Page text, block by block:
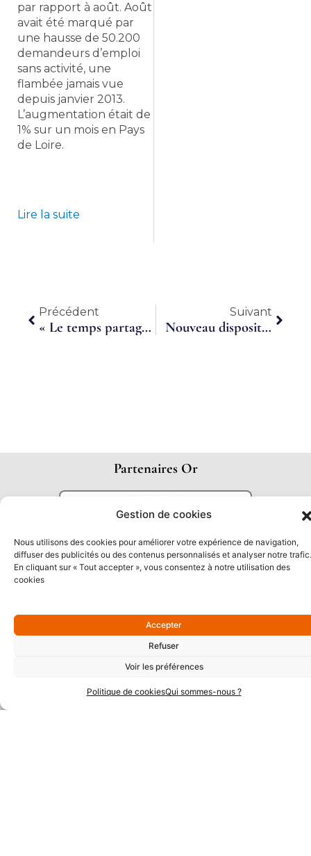
Gestion de cookies
Nous utilisons des cookies pour améliorer votre expérience de navigation,
diffuser des publicités ou des contenus personnalisés et analyser notre trafic.
En cliquant sur « Tout accepter », vous consentez à notre utilisation des
cookies
Accepter
Refuser
Voir les préférences
Politique de cookiesQui sommes-nous ?
par rapport à août. Août
avait été marqué par
une hausse de 50.200
demandeurs d’emploi
sans activité, une
flambée jamais vue
depuis janvier 2013.
L’augmentation était de
1% sur un mois en Pays
de Loire.
Lire la suite
Précédent
Précédent
« Le temps partagé, c’est un cloud des compétences »
Suivant
Nouveau dispositif d’accompagnement des entreprises : MUTUALIZ’EMPLOI PME
Partenaires Or
Partenaires Argent